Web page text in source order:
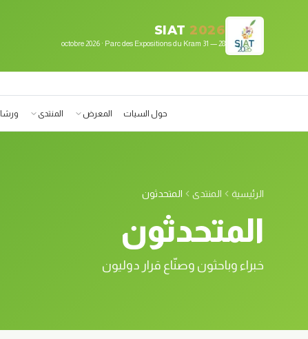
SIAT2026
28 — 31 octobre 2026 · Parc des Expositions du Kram
حول السيات المعرض المنتدى
الرئيسية المنتدى المتحدثون
المتحدثون
خبراء وباحثون وصنّاع قرار دوليون